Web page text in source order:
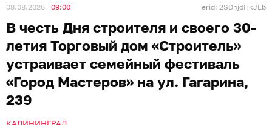
08.08.2026 09:00 erid: 2SDnjdHkJLb
В честь Дня строителя и своего 30-
летия Торговый дом «Строитель»
устраивает семейный фестиваль
«Город Мастеров» на ул. Гагарина,
239
КАЛИНИНГРАД